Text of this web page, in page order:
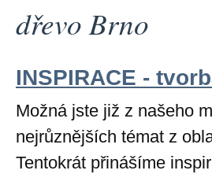
dřevo Brno
INSPIRACE -
Možná jste již z našeho
nejrůznějších témat z
Tentokrát přinášíme